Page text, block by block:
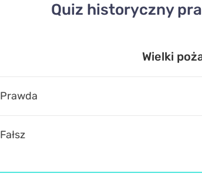
Quiz historyczny
Wielki
Prawda
Fałsz